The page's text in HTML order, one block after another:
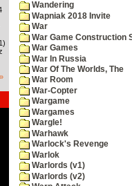
Wandering
Wapniak 2018 Invite
War
War Game Construction
War Games
War In Russia
War Of The Worlds, The
War Room
War-Copter
Wargame
Wargames
Wargle!
Warhawk
Warlock's Revenge
Warlok
Warlords (v1)
Warlords (v2)